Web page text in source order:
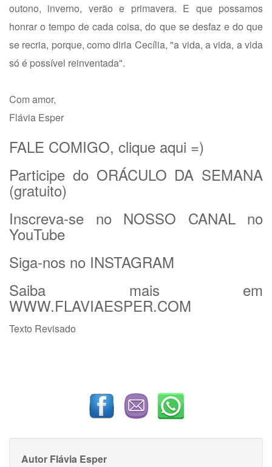
outono, inverno, verão e primavera. E que possamos
honrar o tempo de cada coisa, do que se desfaz e do que
se recria, porque, como diria Cecília, "a vida, a vida, a vida
só é possível reinventada".
Com amor,
Flávia Esper
FALE COMIGO, clique aqui =)
Participe doORÁCULO DA SEMANA
(gratuito)
Inscreva-se no NOSSO CANAL no
YouTube
Siga-nos no INSTAGRAM
Saiba mais em
WWW.FLAVIAESPER.COM
Texto Revisado
Autor Flávia Esper